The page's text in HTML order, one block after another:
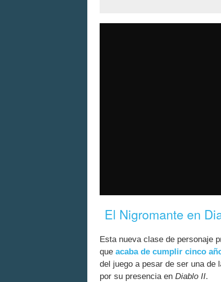
El Nigromante en
Esta nueva clase de personaje
que acaba de cumplir cinco
del juego a pesar de ser una de
por su presencia en Diablo II.